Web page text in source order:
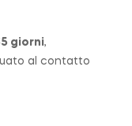
giorni,
al contatto